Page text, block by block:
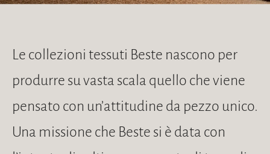
Le collezioni tessuti Beste nascono per
produrre su vasta scala quello che viene
pensato con un’attitudine da pezzo unico.
Una missione che Beste si è data con